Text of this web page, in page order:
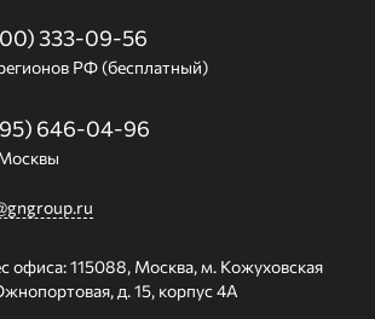
333-09-56
РФ (бесплатный)
646-04-96
офиса: 115088, Москва, м. Кожуховская
д. 15, корпус 4А